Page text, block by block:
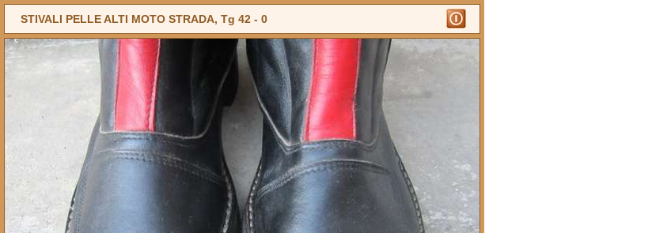
STIVALI PELLE ALTI MOTO STRADA, Tg 42 - 0